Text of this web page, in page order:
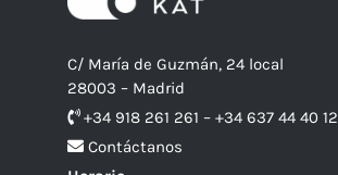
C/ María de Guzmán, 24 local
28003 – Madrid
+34 918 261 261 – +34 637 44 40 12
Contáctanos